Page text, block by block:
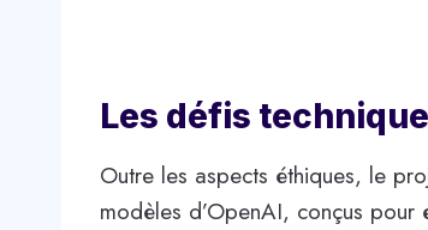
Les défis
Outre les aspects éthiques, le
modèles d’OpenAI, conçus